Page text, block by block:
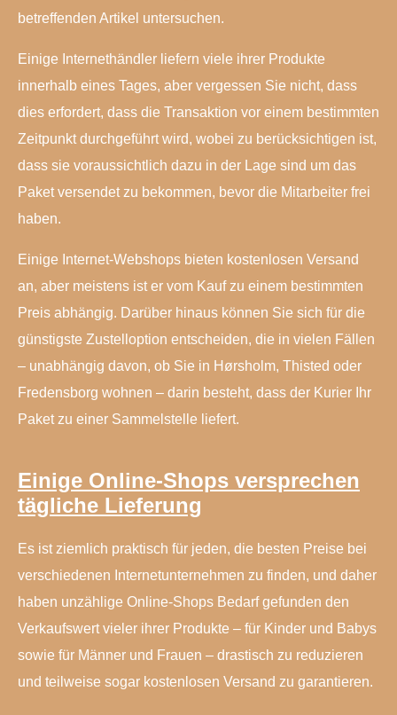
betreffenden Artikel untersuchen.
Einige Internethändler liefern viele ihrer Produkte
innerhalb eines Tages, aber vergessen Sie nicht, dass
dies erfordert, dass die Transaktion vor einem bestimmten
Zeitpunkt durchgeführt wird, wobei zu berücksichtigen ist,
dass sie voraussichtlich dazu in der Lage sind um das
Paket versendet zu bekommen, bevor die Mitarbeiter frei
haben.
Einige Internet-Webshops bieten kostenlosen Versand
an, aber meistens ist er vom Kauf zu einem bestimmten
Preis abhängig. Darüber hinaus können Sie sich für die
günstigste Zustelloption entscheiden, die in vielen Fällen
– unabhängig davon, ob Sie in Hørsholm, Thisted oder
Fredensborg wohnen – darin besteht, dass der Kurier Ihr
Paket zu einer Sammelstelle liefert.
Einige Online-Shops versprechen
tägliche Lieferung
Es ist ziemlich praktisch für jeden, die besten Preise bei
verschiedenen Internetunternehmen zu finden, und daher
haben unzählige Online-Shops Bedarf gefunden den
Verkaufswert vieler ihrer Produkte – für Kinder und Babys
sowie für Männer und Frauen – drastisch zu reduzieren
und teilweise sogar kostenlosen Versand zu garantieren.